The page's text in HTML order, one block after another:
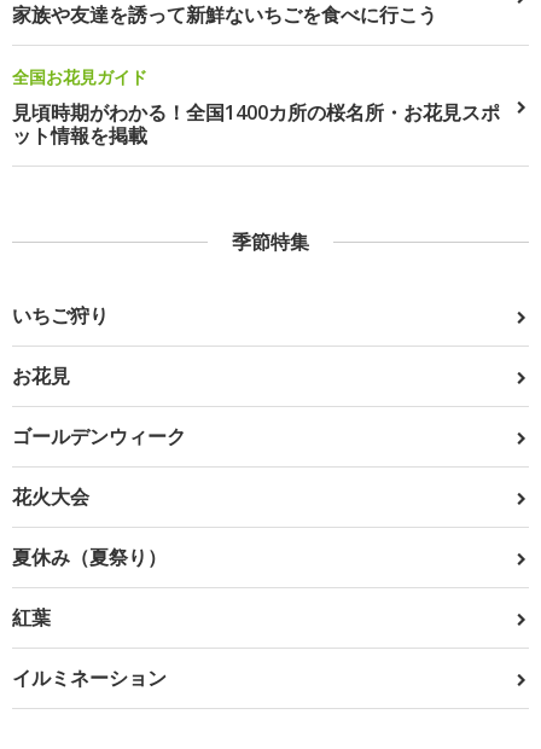
家族や友達を誘って新鮮ないちごを食べに行こう
全国お花見ガイド
見頃時期がわかる！全国1400カ所の桜名所・お花見スポ
ット情報を掲載
季節特集
いちご狩り
お花見
ゴールデンウィーク
花火大会
夏休み（夏祭り）
紅葉
イルミネーション